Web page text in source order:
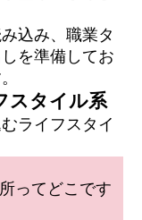
込み、職業タ
を準備してお
スタイル系
ライフスタイ
ってどこです